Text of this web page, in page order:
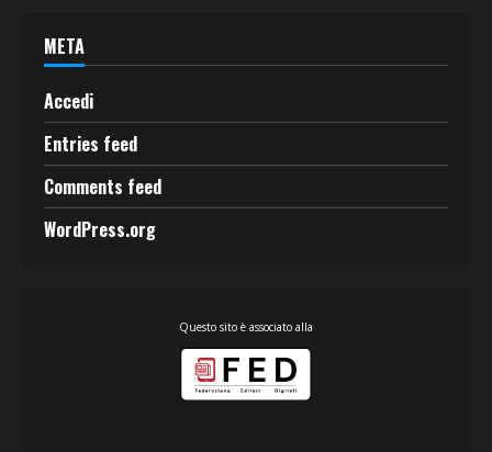
META
Accedi
Entries feed
Comments feed
WordPress.org
Questo sito è associato alla